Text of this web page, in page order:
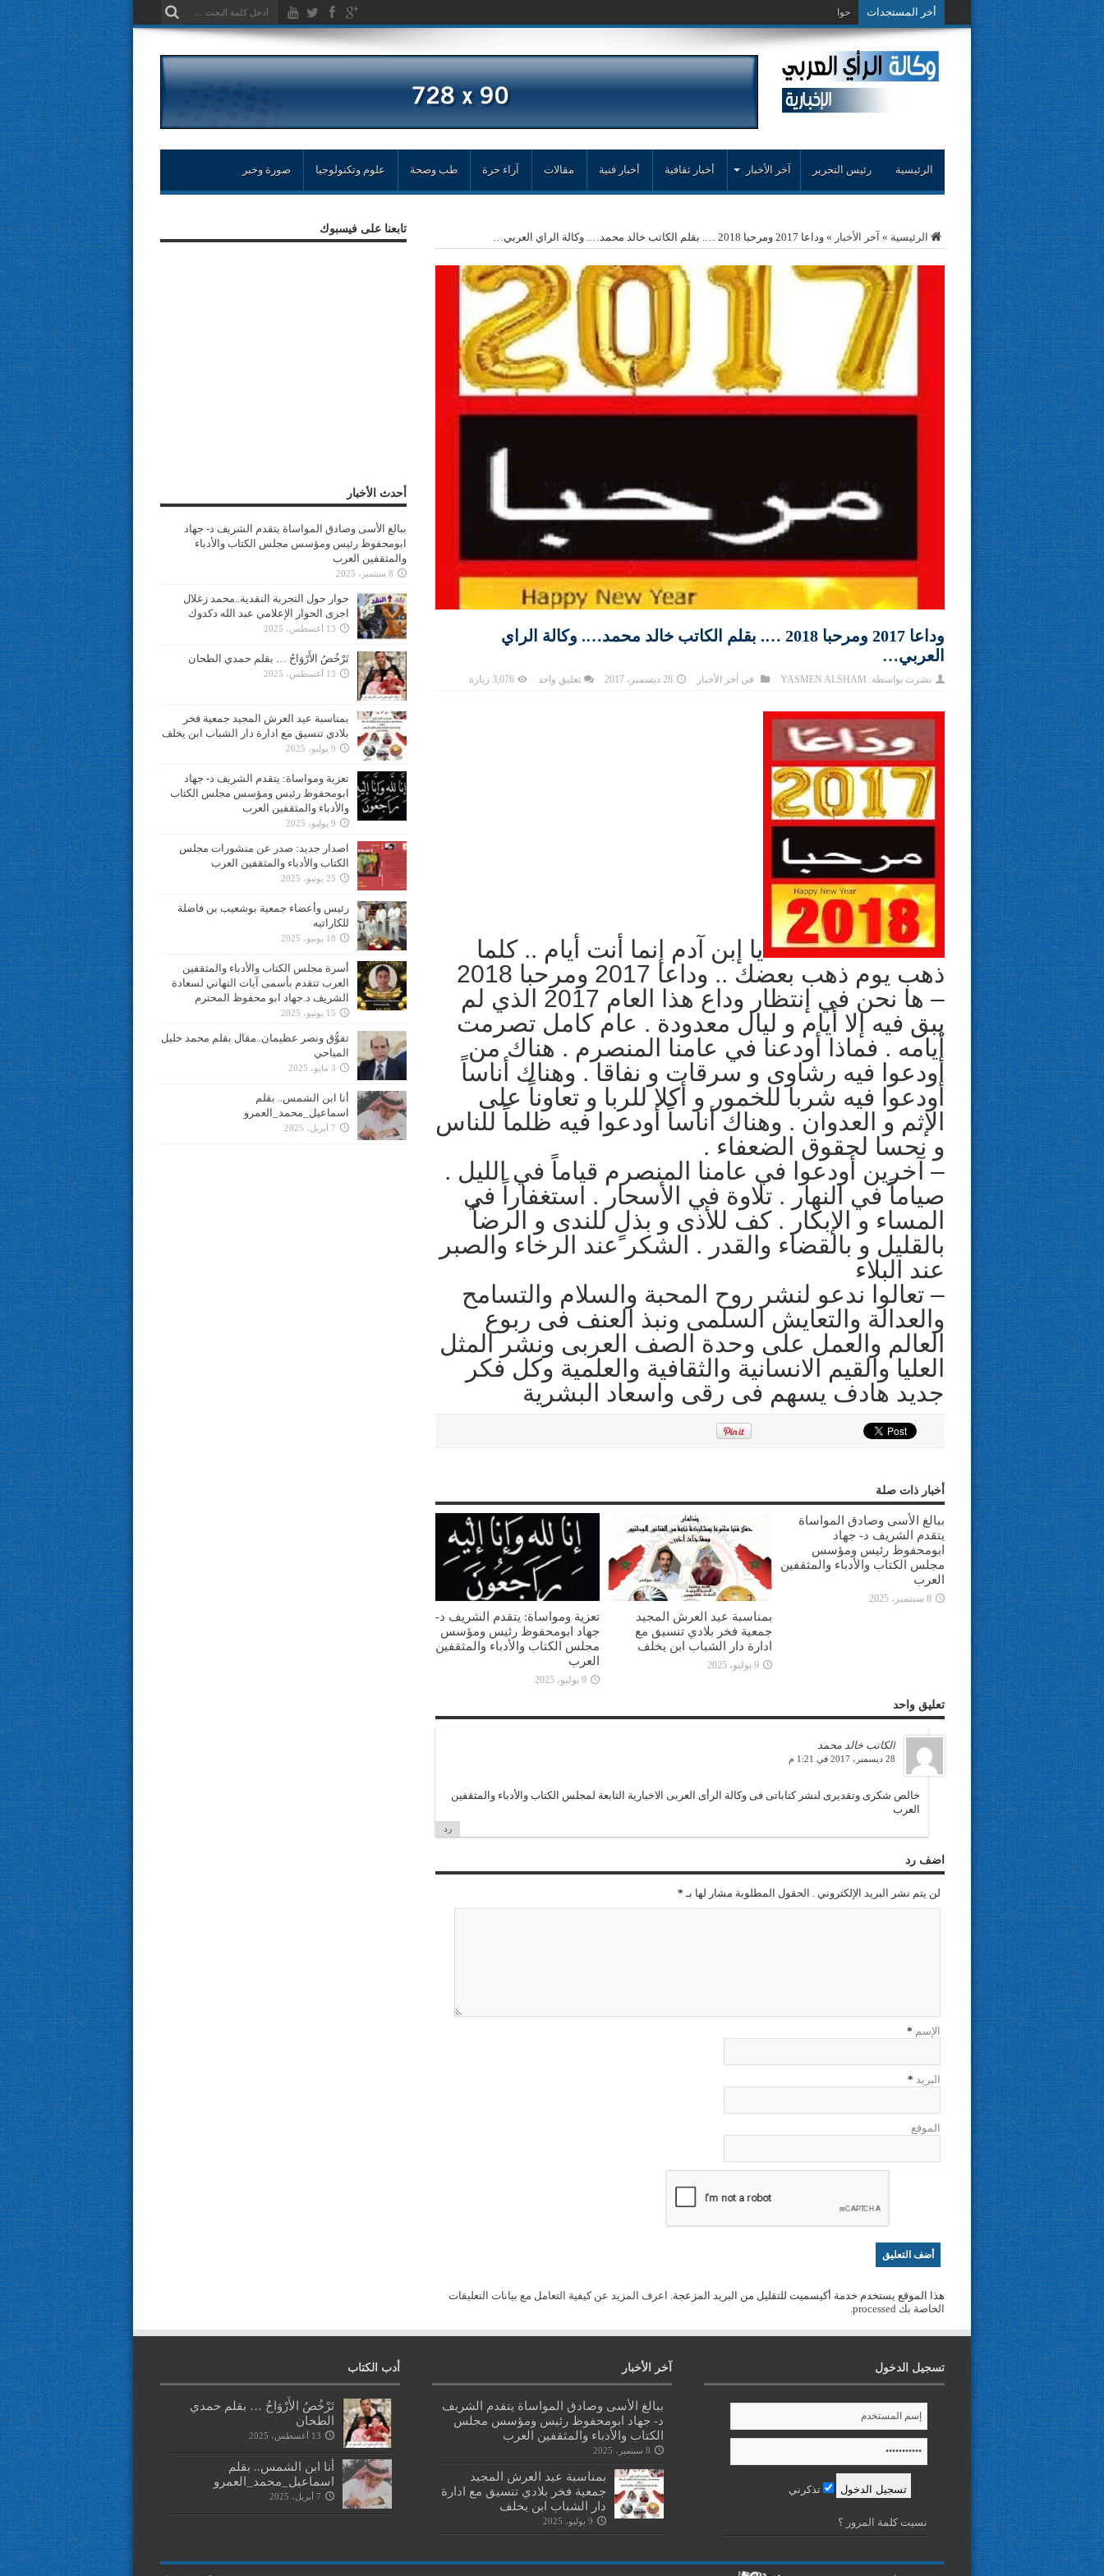
أخر المستجدات حوار حول التجربة ال
الرئيسية رئيس التحرير آخر الأخبار أخبار ثقافية أخبار فنية مقالات آراء حرة طب وصحة علوم وتكنولوجيا صورة وخبر
الرئيسية » آخر الأخبار »وداعا 2017 ومرحبا 2018 …. بقلم الكاتب خالد محمد…. وكالة الراي العربي…
وداعا 2017 ومرحبا 2018 …. بقلم الكاتب خالد محمد…. وكالة الراي
العربي…
نشرت بواسطة: YASMEN ALSHAM في آخر الأخبار 28 ديسمبر، 2017 تعليق واحد 3,076 زيارة
يا إبن آدم إنما أنت أيام .. كلما
ذهب يوم ذهب بعضك .. وداعا 2017 ومرحبا 2018
– ها نحن في إنتظار وداع هذا العام 2017 الذي لم
يبق فيه إلا أيام و ليال معدودة . عام كامل تصرمت
أيامه . فماذا أودعنا في عامنا المنصرم . هناك من
أودعوا فيه رشاوى و سرقات و نفاقا . وهناك أناساً
أودعوا فيه شربا للخمور و أكلا للربا و تعاوناً على
الإثم و العدوان . وهناك أناساً أودعوا فيه ظلماً للناس
و نحسا لحقوق الضعفاء .
– آخرين أودعوا في عامنا المنصرم قياماً في الليل .
صياماً في النهار . تلاوة في الأسحار . استغفاراً في
المساء و الإبكار . كف للأذى و بذلٍ للندى و الرضاً
بالقليل و بالقضاء والقدر . الشكر عند الرخاء والصبر
عند البلاء
– تعالوا ندعو لنشر روح المحبة والسلام والتسامح
والعدالة والتعايش السلمى ونبذ العنف فى ربوع
العالم والعمل على وحدة الصف العربى ونشر المثل
العليا والقيم الانسانية والثقافية والعلمية وكل فكر
جديد هادف يسهم فى رقى واسعاد البشرية
أخبار ذات صلة
ببالغ الأسى وصادق المواساة
يتقدم الشريف د- جهاد
ابومحفوظ رئيس ومؤسس
مجلس الكتاب والأدباء والمثقفين
العرب
8 سبتمبر، 2025
بمناسبة عيد العرش المجيد
جمعية فخر بلادي تنسيق مع
ادارة دار الشباب ابن يخلف
9 يوليو، 2025
تعزية ومواساة: يتقدم الشريف د-
جهاد ابومحفوظ رئيس ومؤسس
مجلس الكتاب والأدباء والمثقفين
العرب
9 يوليو، 2025
تعليق واحد
الكاتب خالد محمد
28 ديسمبر، 2017 في 1:21 م
خالص شكرى وتقديرى لنشر كتاباتى فى وكالة الرأى العربى الاخبارية التابعة لمجلس الكتاب والأدباء والمثقفين
العرب
رد
اضف رد
لن يتم نشر البريد الإلكتروني . الحقول المطلوبة مشار لها بـ *
الإسم *
البريد *
الموقع
هذا الموقع يستخدم خدمة أكيسميت للتقليل من البريد المزعجة. اعرف المزيد عن كيفية التعامل مع بيانات التعليقات
الخاصة بك processed
.
تابعنا على فيسبوك
أحدث الأخبار
ببالغ الأسى وصادق المواساة يتقدم الشريف د- جهاد
ابومحفوظ رئيس ومؤسس مجلس الكتاب والأدباء
والمثقفين العرب
8 سبتمبر، 2025
حوار حول التجربة النقدية..محمد زغلال
اجرى الحوار الإعلامي عبد الله دكدوك
13 أغسطس، 2025
تَرْخُصُ الأَرْوَاحُ … بقلم حمدي الطحان
13 أغسطس، 2025
بمناسبة عيد العرش المجيد جمعية فخر
بلادي تنسيق مع ادارة دار الشباب ابن يخلف
9 يوليو، 2025
تعزية ومواساة: يتقدم الشريف د- جهاد
ابومحفوظ رئيس ومؤسس مجلس الكتاب
والأدباء والمثقفين العرب
9 يوليو، 2025
اصدار جديد: صدر عن منشورات مجلس
الكتاب والأدباء والمثقفين العرب
25 يونيو، 2025
رئيس وأعضاء جمعية بوشعيب بن فاضلة
للكاراتيه
18 يونيو، 2025
أسرة مجلس الكتاب والأدباء والمثقفين
العرب تتقدم بأسمى آيات التهاني لسعادة
الشريف د.جهاد ابو محفوظ المحترم
15 يونيو، 2025
تفوُّق ونصر عظيمان..مقال بقلم محمد خليل
المياحي
3 مايو، 2025
أنا ابن الشمس.. بقلم
اسماعيل_محمد_العمرو
7 أبريل، 2025
تسجيل الدخول
تذكرني
نسيت كلمة المرور ؟
آخر الأخبار
ببالغ الأسى وصادق المواساة يتقدم الشريف
د- جهاد ابومحفوظ رئيس ومؤسس مجلس
الكتاب والأدباء والمثقفين العرب
8 سبتمبر، 2025
بمناسبة عيد العرش المجيد
جمعية فخر بلادي تنسيق مع ادارة
دار الشباب ابن يخلف
9 يوليو، 2025
أدب الكتاب
تَرْخُصُ الأَرْوَاحُ … بقلم حمدي
الطحان
13 أغسطس، 2025
أنا ابن الشمس.. بقلم
اسماعيل_محمد_العمرو
7 أبريل، 2025